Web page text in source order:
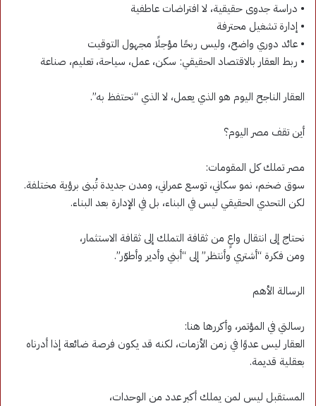
• دراسة جدوى حقيقية، لا افتراضات عاطفية
• إدارة تشغيل محترفة
• عائد دوري واضح، وليس ربحًا مؤجلًا مجهول التوقيت
• ربط العقار بالاقتصاد الحقيقي: سكن، عمل، سياحة، تعليم، صناعة
العقار الناجح اليوم هو الذي يعمل، لا الذي “نحتفظ به”.
أين تقف مصر اليوم؟
مصر تملك كل المقومات:
سوق ضخم، نمو سكاني، توسع عمراني، ومدن جديدة تُبنى برؤية مختلفة.
لكن التحدي الحقيقي ليس في البناء، بل في الإدارة بعد البناء.
نحتاج إلى انتقال واعٍ من ثقافة التملك إلى ثقافة الاستثمار،
ومن فكرة “أشتري وأنتظر” إلى “أبني وأدير وأطوّر”.
الرسالة الأهم
رسالتي في المؤتمر، وأكررها هنا:
العقار ليس عدوًا في زمن الأزمات، لكنه قد يكون فرصة ضائعة إذا أدرناه
بعقلية قديمة.
المستقبل ليس لمن يملك أكبر عدد من الوحدات،